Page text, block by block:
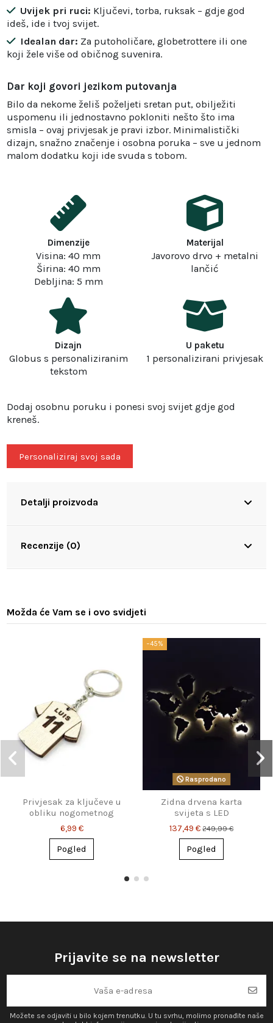
Uvijek pri ruci: Ključevi, torba, ruksak – gdje god
ideš, ide i tvoj svijet.
Idealan dar: Za putoholičare, globetrottere ili one
koji žele više od običnog suvenira.
Dar koji govori jezikom putovanja
Bilo da nekome želiš poželjeti sretan put, obilježiti
uspomenu ili jednostavno pokloniti nešto što ima
smisla – ovaj privjesak je pravi izbor. Minimalistički
dizajn, snažno značenje i osobna poruka – sve u jednom
malom dodatku koji ide svuda s tobom.
Dimenzije
Visina: 40 mm
Širina: 40 mm
Debljina: 5 mm
Materijal
Javorovo drvo + metalni
lančić
Dizajn
Globus s personaliziranim
tekstom
U paketu
1 personalizirani privjesak
Dodaj osobnu poruku i ponesi svoj svijet gdje god
kreneš.
Personaliziraj svoj sada
Detalji proizvoda
Recenzije (0)
Možda će Vam se i ovo svidjeti
Privjesak za ključeve u
obliku nogometnog
dresa s imenom
6,99 €
Pogled
−45%
Rasprodano
Zidna drvena karta
svijeta s LED
osvjetljenjem
137,49 €249,99 €
Pogled
Prijavite se na newsletter
Možete se odjaviti u bilo kojem trenutku. U tu svrhu, molimo pronađite naše